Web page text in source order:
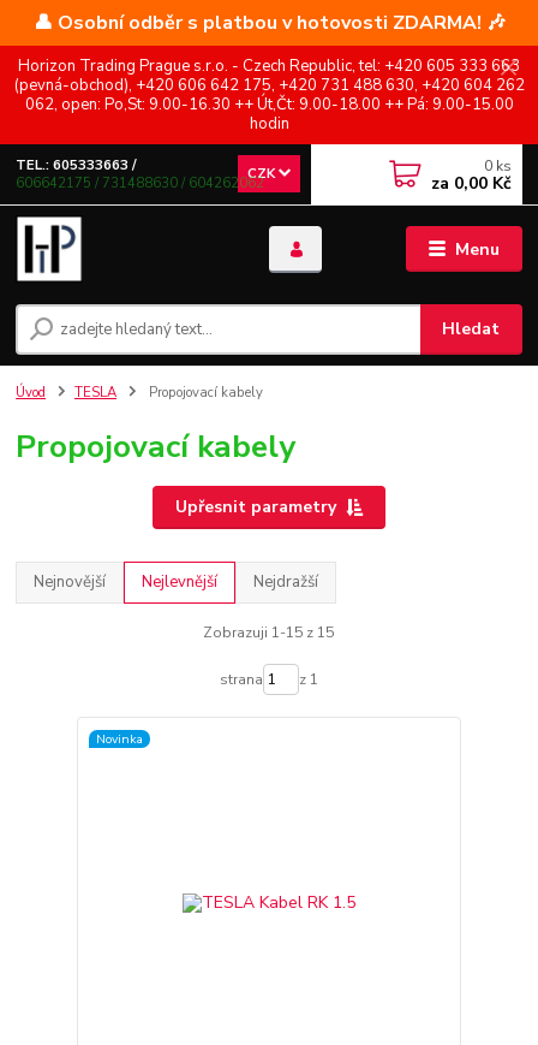
👤 Osobní odběr s platbou v hotovosti ZDARMA! 🎶
Horizon Trading Prague s.r.o. - Czech Republic, tel: +420 605 333 663
(pevná-obchod), +420 606 642 175, +420 731 488 630, +420 604 262
062, open: Po,St: 9.00-16.30 ++ Út,Čt: 9.00-18.00 ++ Pá: 9.00-15.00
hodin
Menu
CZK
Hledat
TEL.: 605333663 /
606642175 / 731488630 / 604262062
0 ks
za 0,00 Kč
Úvod TESLA Propojovací kabely
Propojovací kabely
Upřesnit parametry
Nejnovější Nejlevnější Nejdražší
Zobrazuji 1-15 z 15
strana z 1
Novinka